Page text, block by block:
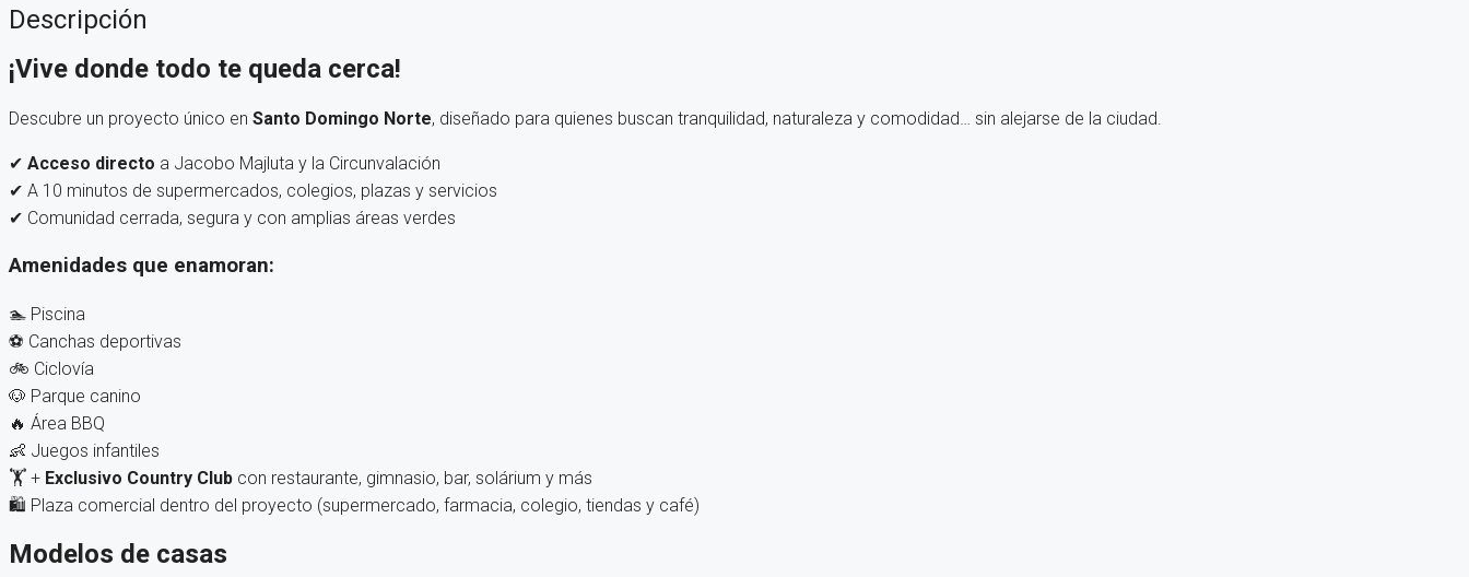
Descripción
¡Vive donde todo te queda cerca!
Descubre un proyecto único en Santo Domingo Norte, diseñado para quienes buscan tranquilidad, naturaleza y comodidad… sin alejarse de la ciudad.
✔ Acceso directo a Jacobo Majluta y la Circunvalación
✔ A 10 minutos de supermercados, colegios, plazas y servicios
✔ Comunidad cerrada, segura y con amplias áreas verdes
Amenidades que enamoran:
🏊 Piscina
⚽ Canchas deportivas
🚲 Ciclovía
🐶 Parque canino
🔥 Área BBQ
👶 Juegos infantiles
🏋️ + Exclusivo Country Club con restaurante, gimnasio, bar, solárium y más
🛍️ Plaza comercial dentro del proyecto (supermercado, farmacia, colegio, tiendas y café)
Modelos de casas